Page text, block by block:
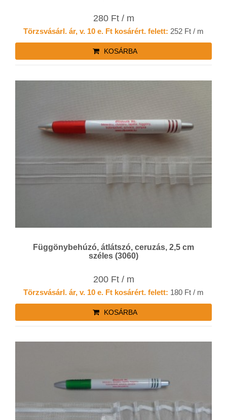
280 Ft / m
Törzsvásárl. ár, v. 10 e. Ft kosárért. felett: 252 Ft / m
KOSÁRBA
Függönybehúzó, átlátszó, ceruzás, 2,5 cm
széles (3060)
200 Ft / m
Törzsvásárl. ár, v. 10 e. Ft kosárért. felett: 180 Ft / m
KOSÁRBA